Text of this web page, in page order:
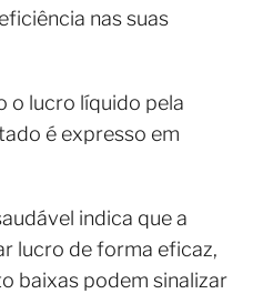
nas suas
o lucro líquido pela
é expresso em
indica que a
lucro de forma eficaz,
baixas podem sinalizar